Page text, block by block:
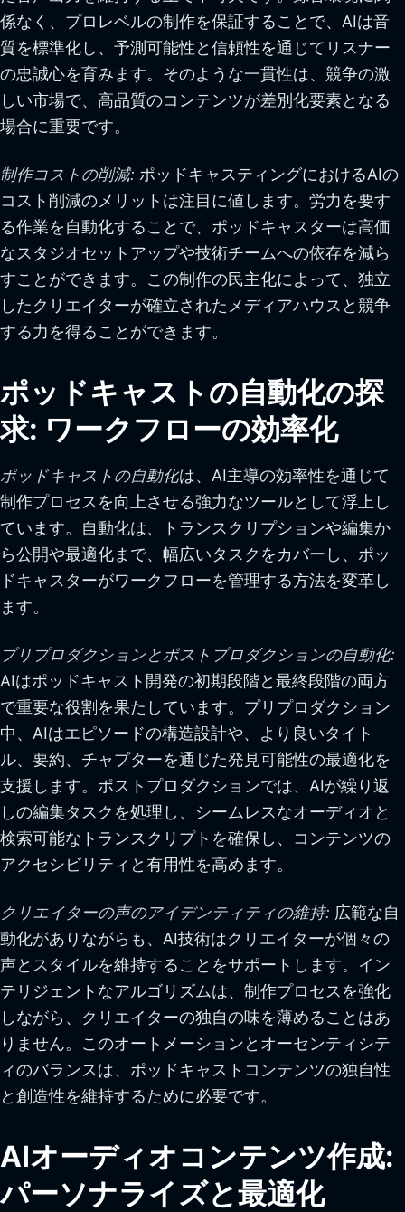
係なく、プロレベルの制作を保証することで、AIは音
質を標準化し、予測可能性と信頼性を通じてリスナー
の忠誠心を育みます。そのような一貫性は、競争の激
しい市場で、高品質のコンテンツが差別化要素となる
場合に重要です。
制作コストの削減: ポッドキャスティングにおけるAIの
コスト削減のメリットは注目に値します。労力を要す
る作業を自動化することで、ポッドキャスターは高価
なスタジオセットアップや技術チームへの依存を減ら
すことができます。この制作の民主化によって、独立
したクリエイターが確立されたメディアハウスと競争
する力を得ることができます。
ポッドキャストの自動化の探
求: ワークフローの効率化
ポッドキャストの自動化は、AI主導の効率性を通じて
制作プロセスを向上させる強力なツールとして浮上し
ています。自動化は、トランスクリプションや編集か
ら公開や最適化まで、幅広いタスクをカバーし、ポッ
ドキャスターがワークフローを管理する方法を変革し
ます。
プリプロダクションとポストプロダクションの自動化:
AIはポッドキャスト開発の初期段階と最終段階の両方
で重要な役割を果たしています。プリプロダクション
中、AIはエピソードの構造設計や、より良いタイト
ル、要約、チャプターを通じた発見可能性の最適化を
支援します。ポストプロダクションでは、AIが繰り返
しの編集タスクを処理し、シームレスなオーディオと
検索可能なトランスクリプトを確保し、コンテンツの
アクセシビリティと有用性を高めます。
クリエイターの声のアイデンティティの維持: 広範な自
動化がありながらも、AI技術はクリエイターが個々の
声とスタイルを維持することをサポートします。イン
テリジェントなアルゴリズムは、制作プロセスを強化
しながら、クリエイターの独自の味を薄めることはあ
りません。このオートメーションとオーセンティシテ
ィのバランスは、ポッドキャストコンテンツの独自性
と創造性を維持するために必要です。
AIオーディオコンテンツ作成:
パーソナライズと最適化